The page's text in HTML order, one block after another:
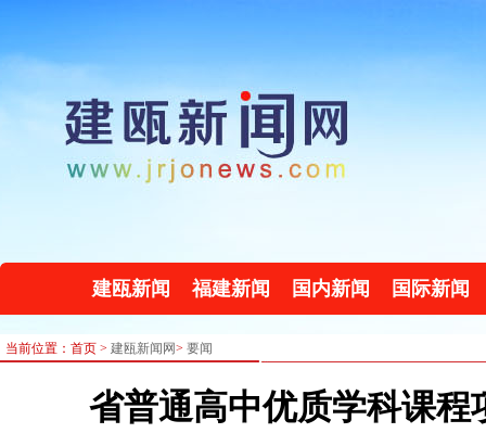
建瓯新闻 福建新闻 国内新闻 国际新闻
当前位置：首页 > 建瓯新闻网> 要闻
省普通高中优质学科课程